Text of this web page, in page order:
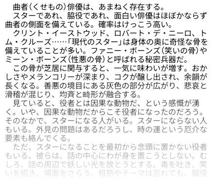
曲者（くせもの）俳優は、あまねく存在する。
スターであれ、脇役であれ、面白い俳優はほぼかならず
曲者の側面を備えている。確率はけっこう高い。
クリント・イーストウッド、ロバート・デ・ニーロ、ト
ム・クルーズ……「現代のスター」は身体の奥に奇怪な骨を
備えていることが多い。ファニー・ボーンズ（笑いの骨）や
ミーン・ボーンズ（性悪の骨）と呼ばれる秘密兵器だ。
この骨が芝居に関与すると、一気に味わいが増す。おか
しさやメランコリーが深まり、コクが醸し出され、余韻が
長くなる。善悪の境目にある灰色の部分が広がり、悲哀と
滑稽が混じり、均斉と畸形が融合する。
見ていると、役者とは因果な動物だ、という感慨が湧
く。いや、因果な動物だからこそ役者になったのだろう。
そのなかで、スターになる人がいる。スターにならない人
もいる。外見の問題はあるだろうし、時の運という厄介な
要素も絡んでくる。
ただ、スターになることを最初から念頭に置かない役者
もいる。彼らは、話の中心にわが身を置こうとしない。む
しろ、話の周辺で妖しい光を放とうとする。毒を吐き、笑
いを招き、場面をさらう。粗筋やテーマは忘れても、脇役